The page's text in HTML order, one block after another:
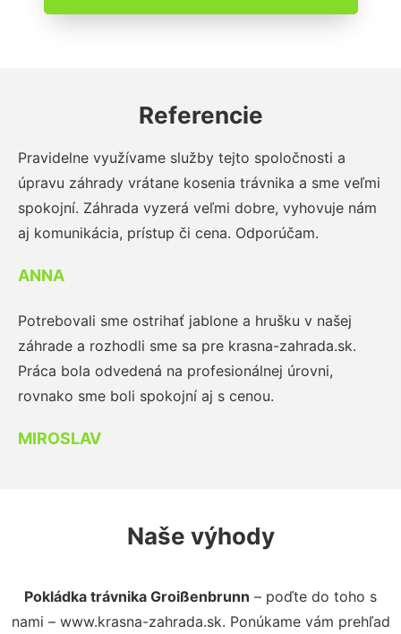
Referencie
Pravidelne využívame služby tejto spoločnosti a
úpravu záhrady vrátane kosenia trávnika a sme veľmi
spokojní. Záhrada vyzerá veľmi dobre, vyhovuje nám
aj komunikácia, prístup či cena. Odporúčam.
ANNA
Potrebovali sme ostrihať jablone a hrušku v našej
záhrade a rozhodli sme sa pre krasna-zahrada.sk.
Práca bola odvedená na profesionálnej úrovni,
rovnako sme boli spokojní aj s cenou.
MIROSLAV
Naše výhody
Pokládka trávnika Groißenbrunn – poďte do toho s
nami – www.krasna-zahrada.sk. Ponúkame vám prehľad